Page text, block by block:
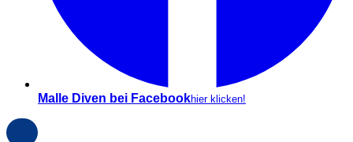
Malle Diven bei Facebookhier klicken!